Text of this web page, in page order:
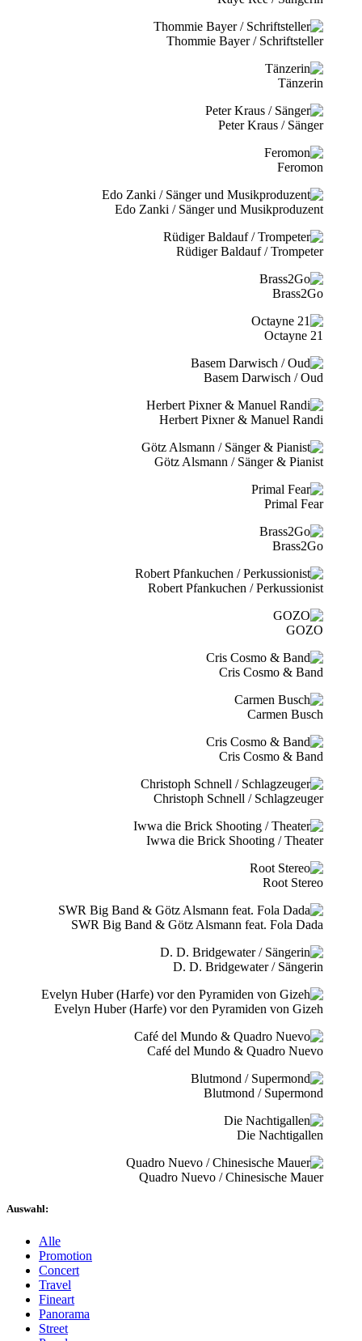
Thommie Bayer / Schriftsteller
Tänzerin
Peter Kraus / Sänger
Feromon
Edo Zanki / Sänger und Musikproduzent
Rüdiger Baldauf / Trompeter
Brass2Go
21 Octayne
Basem Darwisch / Oud
Herbert Pixner & Manuel Randi
Götz Alsmann / Sänger & Pianist
Primal Fear
Brass2Go
Robert Pfankuchen / Perkussionist
GOZO
Cris Cosmo & Band
Carmen Busch
Cris Cosmo & Band
Christoph Schnell / Schlagzeuger
Iwwa die Brick Shooting / Theater
Root Stereo
SWR Big Band & Götz Alsmann feat. Fola Dada
D. D. Bridgewater / Sängerin
Evelyn Huber (Harfe) vor den Pyramiden von Gizeh
Café del Mundo & Quadro Nuevo
Blutmond / Supermond
Die Nachtigallen
Quadro Nuevo / Chinesische Mauer
Auswahl:
Alle
Promotion
Concert
Travel
Fineart
Panorama
Street